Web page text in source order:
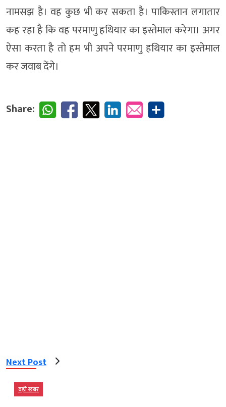
नामसझ है। वह कुछ भी कर सकता है। पाकिस्तान लगातार
कह रहा है कि वह परमाणु हथियार का इस्तेमाल करेगा। अगर
ऐसा करता है तो हम भी अपने परमाणु हथियार का इस्तेमाल
कर जवाब देंगे।
Share:
Next Post
बड़ी खबर